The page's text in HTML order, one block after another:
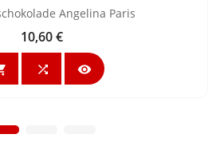
Angelina Paris
Preis
10,60 €
 